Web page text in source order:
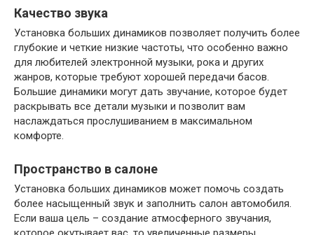
Качество звука
Установка больших динамиков позволяет получить более
глубокие и четкие низкие частоты, что особенно важно
для любителей электронной музыки, рока и других
жанров, которые требуют хорошей передачи басов.
Большие динамики могут дать звучание, которое будет
раскрывать все детали музыки и позволит вам
наслаждаться прослушиванием в максимальном
комфорте.
Пространство в салоне
Установка больших динамиков может помочь создать
более насыщенный звук и заполнить салон автомобиля.
Если ваша цель – создание атмосферного звучания,